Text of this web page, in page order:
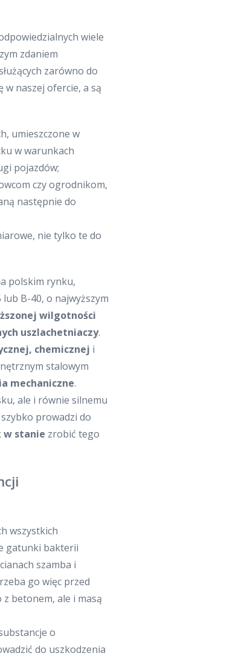
wiele
zdaniem
zarówno do
w naszej ofercie, a są
umieszczone w
w warunkach
pojazdów;
czy ogrodnikom,
następnie do
nie tylko te do
polskim rynku,
B-40, o najwyższym
wilgotności
uszlachetniaczy.
chemicznej i
stalowym
mechaniczne.
ale i równie silnemu
prowadzi do
w stanie zrobić tego
wszystkich
gatunki bakterii
szamba i
go więc przed
betonem, ale i masą
o
do uszkodzenia